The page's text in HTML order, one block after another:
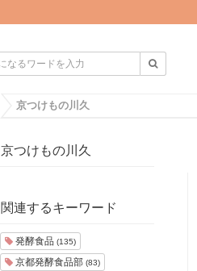
京つけもの川久
京つけもの川久
関連するキーワード
発酵食品 (135)
京都発酵食品部 (83)